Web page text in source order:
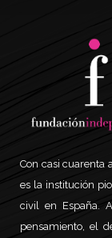
Con casi cuarenta
es la institución
civil en España.
pensamiento, el